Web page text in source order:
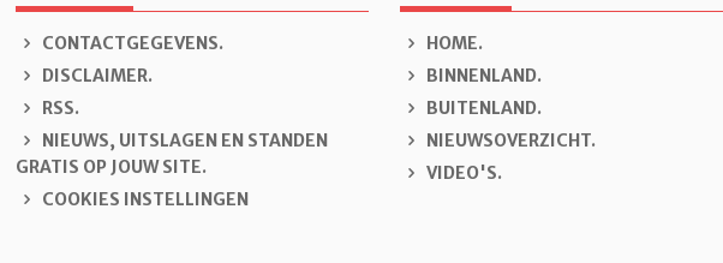
CONTACTGEGEVENS.
DISCLAIMER.
RSS.
NIEUWS, UITSLAGEN EN STANDEN
GRATIS OP JOUW SITE.
COOKIES INSTELLINGEN
H OME.
B INNENLAND.
BU ITENLAND.
N
IEUWSOVERZICHT.
VIDEO'S.